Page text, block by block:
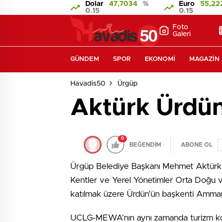
Dolar 47,7034
%
0.15
Euro
0.15
Foto
Galeri
GÜNDEM SPOR EKONOMI MAGAZIN
Havadis50 Ürgüp
Aktürk
0
BEĞENDİM ABONE OL
Ürgüp Belediye Başkanı Mehmet
Kentler ve Yerel Yönetimler Orta Doğu
katılmak üzere Ürdün’ün başkenti
UCLG-MEWA’nın aynı zamanda turizm